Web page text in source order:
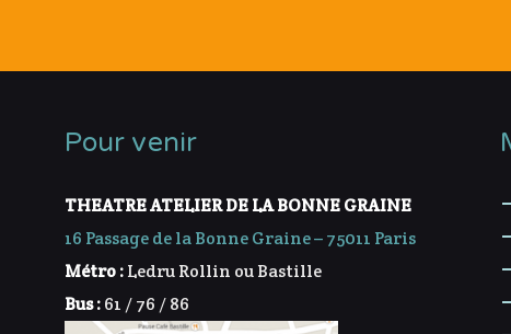
Pour venir
THEATRE ATELIER DE LA BONNE GRAINE
16 Passage de la Bonne Graine – 75011 Paris
Métro :Ledru Rollin ou Bastille
Bus :61 / 76 / 86